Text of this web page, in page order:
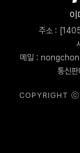
이
주소 :
메일 :
통신
COPYRIGHT